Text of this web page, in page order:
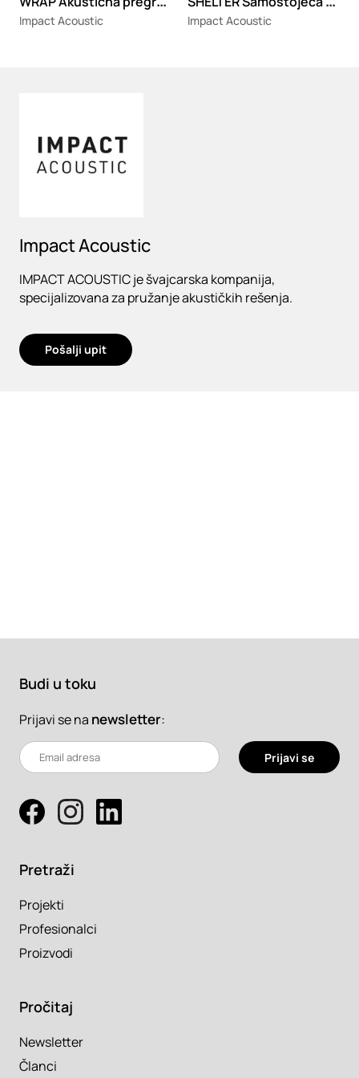
Impact Acoustic Impact Acoustic
Impact Acoustic
IMPACT ACOUSTIC je švajcarska kompanija,
specijalizovana za pružanje akustičkih rešenja.
Pošalji upit
Budi u toku
Prijavi se na newsletter:
Prijavi se
Pretraži
Projekti
Profesionalci
Proizvodi
Pročitaj
Newsletter
Članci